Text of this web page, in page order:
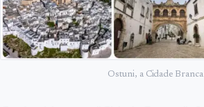
Ostuni, a Cidade Branca